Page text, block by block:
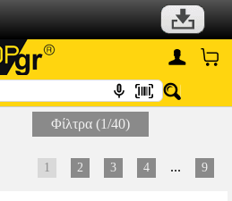
Φίλτρα (1/40)
1 2 3 4 ... 9